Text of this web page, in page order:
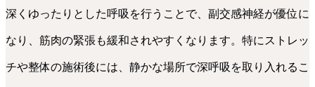
深くゆったりとした呼吸を行うことで、副交感神経が優位に
なり、筋肉の緊張も緩和されやすくなります。特にストレッ
チや整体の施術後には、静かな場所で深呼吸を取り入れるこ